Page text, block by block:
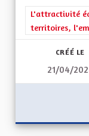
Filtrer les
L'attractivité
territoires,
CRÉÉ LE
21/04/